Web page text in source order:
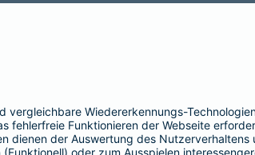
wie die Vereinbarung individueller